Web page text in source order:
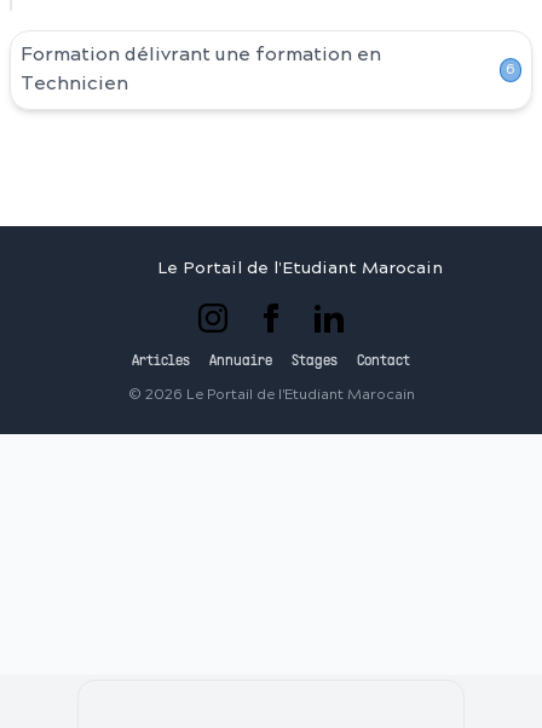
Formation délivrant une formation en
Technicien
6
Le Portail de l'Etudiant Marocain
Articles Annuaire Stages Contact
© 2026 Le Portail de l'Etudiant Marocain